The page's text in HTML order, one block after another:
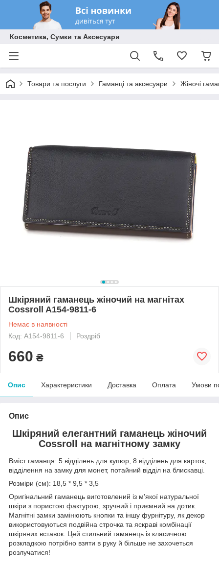
Косметика, Сумки та Аксесуари
Товари та послуги Гаманці та аксесуари Жіночі
Шкіряний гаманець жіночий на магнітах
Cossroll A154-9811-6
Немає в наявності
Код: A154-9811-6
Роздріб
660 ₴
Опис Характеристики Доставка Оплата Умови
Опис
Шкіряний елегантний гаманець жіночий
Cossroll на магнітному замку
Вміст гаманця: 5 відділень для купюр, 8 відділень для карток,
відділення на замку для монет, потайний відділ на блискавці.
Розміри (см): 18,5 * 9,5 * 3,5
Оригінальний гаманець виготовлений із м'якої натуральної
шкіри з пористою фактурою, зручний і приємний на дотик.
Магнітні замки замінюють кнопки та іншу фурнітуру, як декор
використовуються подвійна строчка та яскраві комбінації
шкіряних вставок. Цей стильний гаманець із класичною
розкладкою потрібно взяти в руку й більше не захочеться
розлучатися!